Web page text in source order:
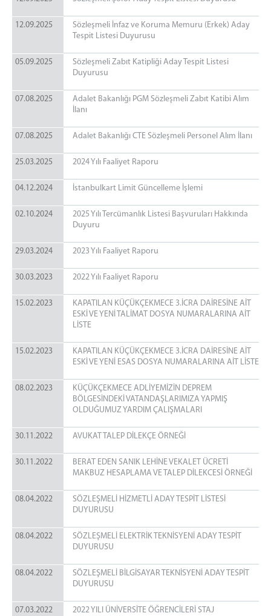
12.09.2025
Sözleşmeli İnfaz ve Koruma Memuru (Erkek) Aday
Tespit Listesi Duyurusu
05.09.2025
Sözleşmeli Zabıt Katipliği Aday Tespit Listesi
Duyurusu
07.08.2025
Adalet Bakanlığı PGM Sözleşmeli Zabıt Katibi Alım
İlanı
07.08.2025 Adalet Bakanlığı CTE Sözleşmeli Personel Alım İlanı
25.03.2025 2024 Yılı Faaliyet Raporu
04.12.2024 İstanbulkart Limit Güncelleme İşlemi
02.10.2024
2025 Yılı Tercümanlık Listesi Başvuruları Hakkında
Duyuru
29.03.2024 2023 Yılı Faaliyet Raporu
30.03.2023 2022 Yılı Faaliyet Raporu
15.02.2023
KAPATILAN KÜÇÜKÇEKMECE 3.İCRA DAİRESİNE AİT
ESKİ VE YENİ TALİMAT DOSYA NUMARALARINA AİT
LİSTE
15.02.2023
KAPATILAN KÜÇÜKÇEKMECE 3.İCRA DAİRESİNE AİT
ESKİ VE YENİ ESAS DOSYA NUMARALARINA AİT LİSTE
08.02.2023
KÜÇÜKÇEKMECE ADLİYEMİZİN DEPREM
BÖLGESİNDEKİ VATANDAŞLARIMIZA YAPMIŞ
OLDUĞUMUZ YARDIM ÇALIŞMALARI
30.11.2022 AVUKAT TALEP DİLEKÇE ÖRNEĞİ
30.11.2022
BERAT EDEN SANIK LEHİNE VEKALET ÜCRETİ
MAKBUZ HESAPLAMA VE TALEP DİLEKCESİ ÖRNEĞİ
08.04.2022
SÖZLEŞMELİ HİZMETLİ ADAY TESPİT LİSTESİ
DUYURUSU
08.04.2022
SÖZLEŞMELİ ELEKTRİK TEKNİSYENİ ADAY TESPİT
DUYURUSU
08.04.2022
SÖZLEŞMELİ BİLGİSAYAR TEKNİSYENİ ADAY TESPİT
DUYURUSU
07.03.2022
2022 YILI ÜNİVERSİTE ÖĞRENCİLERİ STAJ